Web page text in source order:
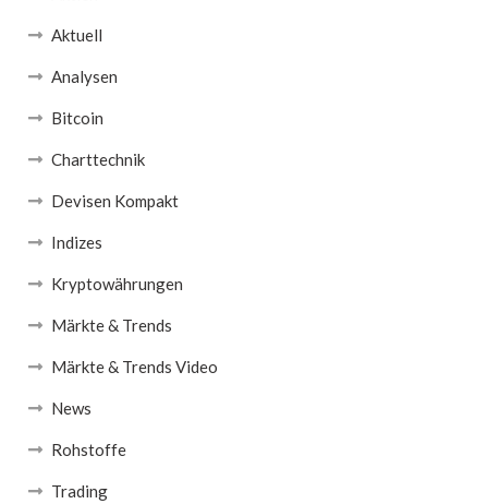
Aktuell
Analysen
Bitcoin
Charttechnik
Devisen Kompakt
Indizes
Kryptowährungen
Märkte & Trends
Märkte & Trends Video
News
Rohstoffe
Trading